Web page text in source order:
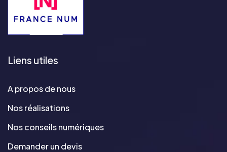
Liens utiles
A propos de nous
Nos réalisations
Nos conseils numériques
Demander un devis